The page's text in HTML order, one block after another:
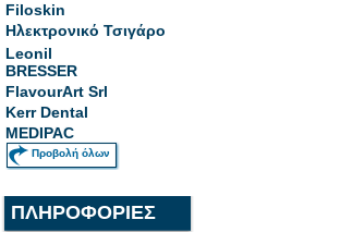
Filoskin
Ηλεκτρονικό Τσιγάρο
Leonil
BRESSER
FlavourArt Srl
Kerr Dental
MEDIPAC
Προβολή όλων
ΠΛΗΡΟΦΟΡΙΕΣ